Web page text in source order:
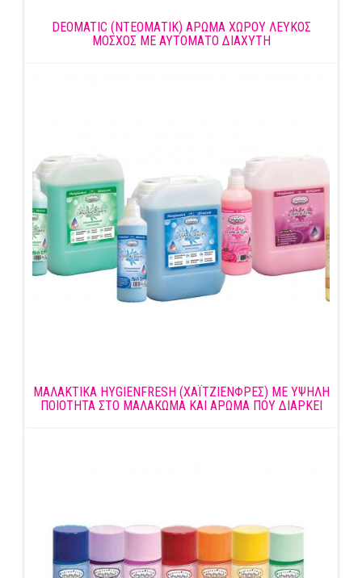
DEOMATIC (ΝΤΕΟΜΑΤΙΚ) ΑΡΩΜΑ ΧΩΡΟΥ ΛΕΥΚΟΣ
ΜΟΣΧΟΣ ΜΕ ΑΥΤΟΜΑΤΟ ΔΙΑΧΥΤΗ
ΜΑΛΑΚΤΙΚΑ HYGIENFRESH (ΧΑΪΤΖΙΕΝΦΡΕΣ) ΜΕ ΥΨΗΛΗ
ΠΟΙΟΤΗΤΑ ΣΤΟ ΜΑΛΑΚΩΜΑ ΚΑΙ ΑΡΩΜΑ ΠΟΥ ΔΙΑΡΚΕΙ